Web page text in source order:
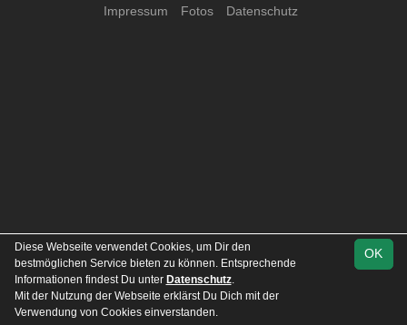
Impressum Fotos Datenschutz
OK
Diese Webseite verwendet Cookies, um Dir den
bestmöglichen Service bieten zu können. Entsprechende
Informationen findest Du unter Datenschutz.
Mit der Nutzung der Webseite erklärst Du Dich mit der
Verwendung von Cookies einverstanden.